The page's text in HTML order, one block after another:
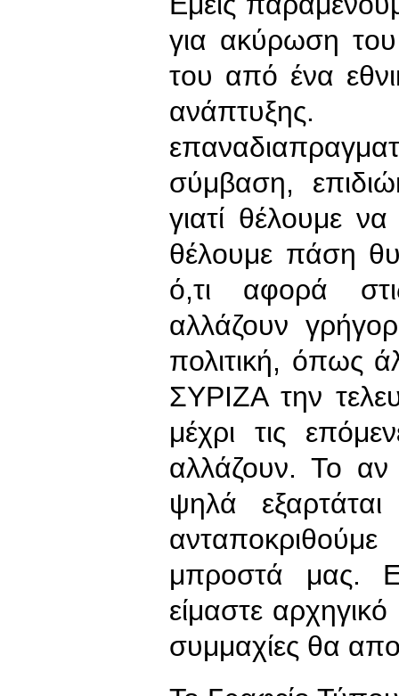
για ακύρωση του
του από ένα
σύμβαση,
γιατί θέλουμε
θέλουμε πάση
ό,τι αφορά
αλλάζουν
πολιτική, όπως
ΣΥΡΙΖΑ την
μέχρι τις
αλλάζουν. Το
ψηλά
μπροστά μας.
είμαστε
συμμαχίες θα